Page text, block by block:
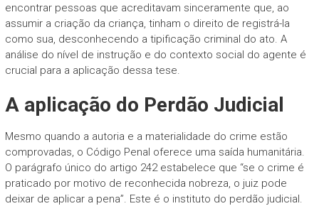
encontrar pessoas que acreditavam sinceramente que, ao
assumir a criação da criança, tinham o direito de registrá-la
como sua, desconhecendo a tipificação criminal do ato. A
análise do nível de instrução e do contexto social do agente é
crucial para a aplicação dessa tese.
A aplicação do Perdão Judicial
Mesmo quando a autoria e a materialidade do crime estão
comprovadas, o Código Penal oferece uma saída humanitária.
O parágrafo único do artigo 242 estabelece que “se o crime é
praticado por motivo de reconhecida nobreza, o juiz pode
deixar de aplicar a pena”. Este é o instituto do perdão judicial.